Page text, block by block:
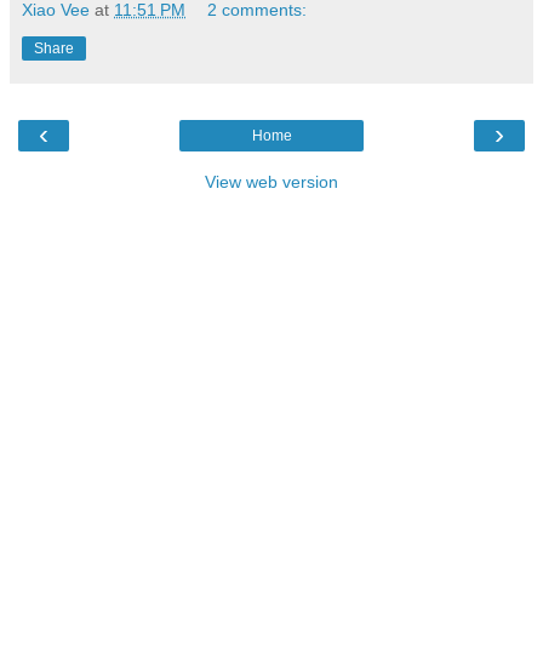
Xiao Vee at 11:51 PM 2 comments:
Share
‹ ›
Home
View web version